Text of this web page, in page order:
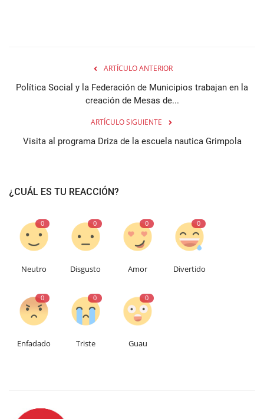
ARTÍCULO ANTERIOR
Política Social y la Federación de Municipios trabajan en la
creación de Mesas de...
ARTÍCULO SIGUIENTE
Visita al programa Driza de la escuela nautica Grimpola
¿CUÁL ES TU REACCIÓN?
0
Neutro
0
Disgusto
0
Amor
0
Divertido
0
Enfadado
0
Triste
0
Guau